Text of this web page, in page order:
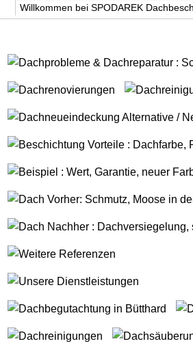
Willkommen bei SPODAREK